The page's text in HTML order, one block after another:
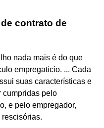
contrato de
nada mais é do que
empregatício. ... Cada
suas características e
cumpridas pelo
e pelo empregador,